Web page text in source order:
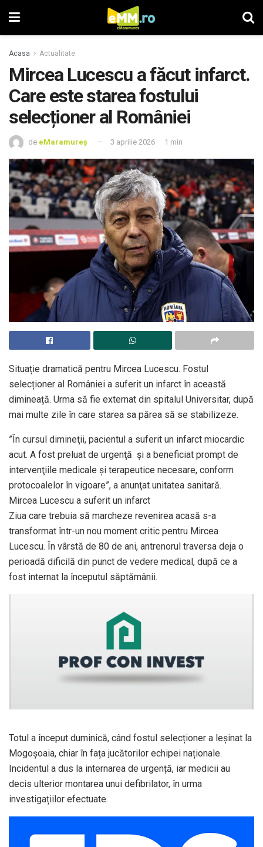
Acasa Actualitate
Mircea Lucescu a făcut infarct.
Care este starea fostului
selecționer al României
de eMaramureș 3 aprilie 2026 1 min
Situație dramatică pentru Mircea Lucescu. Fostul
selecționer al României a suferit un infarct în această
dimineață. Urma să fie externat din spitalul Universitar, după
mai multe zile în care starea sa părea să se stabilizeze.
”În cursul dimineţii, pacientul a suferit un infarct miocardic
acut. A fost preluat de urgenţă şi a beneficiat prompt de
intervenţiile medicale şi terapeutice necesare, conform
protocoalelor în vigoare”, a anunţat unitatea sanitară.
Mircea Lucescu a suferit un infarct
Ziua care trebuia să marcheze revenirea acasă s-a
transformat într-un nou moment critic pentru Mircea
Lucescu. În vârstă de 80 de ani, antrenorul traversa deja o
perioadă dificilă din punct de vedere medical, după ce a
fost internat la începutul săptămânii.
Totul a început duminică, când fostul selecționer a leșinat la
Mogoșoaia, chiar în fața jucătorilor echipei naționale.
Incidentul a dus la internarea de urgență, iar medicii au
decis ulterior montarea unui defibrilator, în urma
investigațiilor efectuate.